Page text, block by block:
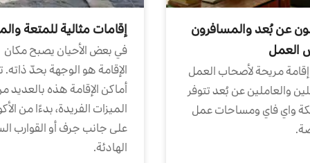
عن بُعد والمسافرون
العمل
مريحة لأصحاب العمل
والعاملين عن بُعد تتوفر
واي فاي ومساحات عمل
إقامات مثالية للمتعة
في بعض الأحيان يصبح مكان
الإقامة هو الوجهة بحدّ
أماكن الإقامة هذه بالعديد
الميزات الفريدة، بدءًا من
على جانب جرف أو القوارب
الهادئة.